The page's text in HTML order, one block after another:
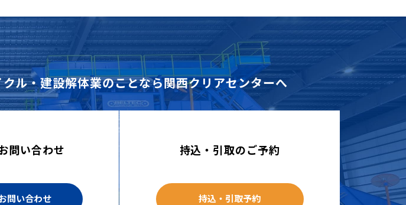
ル・建設解体業のことなら関西クリアセンターへ
問い合わせ
問い合わせ
持込・引取のご予約
持込・引取予約